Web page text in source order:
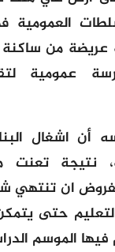
العمومية
من ساكنة
عمومية
أن اشغال
نتيجة تعنت
ان تنتهي
حتى
الموسم